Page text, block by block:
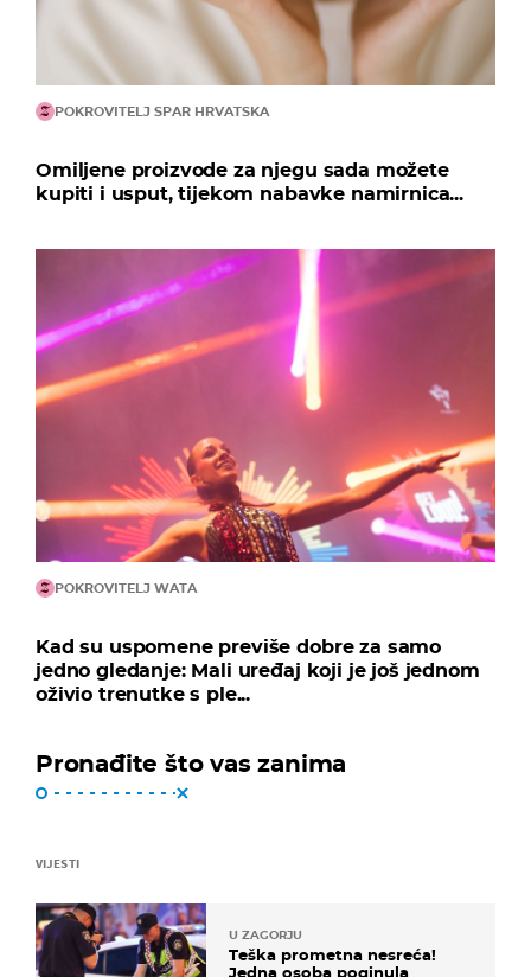
POKROVITELJ SPAR HRVATSKA
Omiljene proizvode za njegu sada možete
kupiti i usput, tijekom nabavke namirnica...
POKROVITELJ WATA
Kad su uspomene previše dobre za samo
jedno gledanje: Mali uređaj koji je još jednom
oživio trenutke s ple...
Pronađite što vas zanima
VIJESTI
U ZAGORJU
Teška prometna nesreća!
Jedna osoba poginula